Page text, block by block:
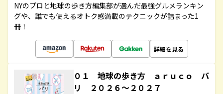
NYのプロと地球の歩き方編集部が選んだ最強グルメランキン
グや、誰でも使えるオトク感満載のテクニックが詰まった1
冊！
詳細を見る
０１ 地球の歩き方 ａｒｕｃｏ パ
リ ２０２６～２０２７